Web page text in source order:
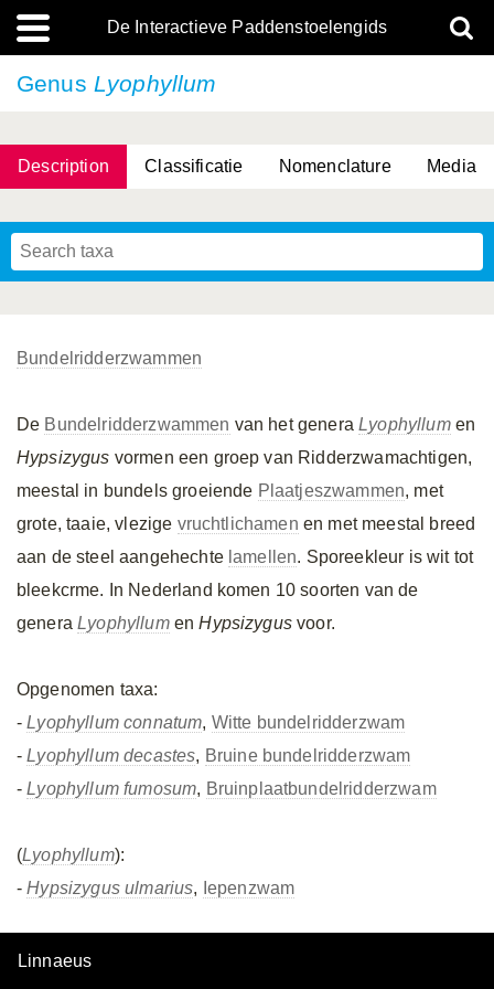
De Interactieve Paddenstoelengids
Genus Lyophyllum
Description Classificatie Nomenclature Media
Bundelridderzwammen
De Bundelridderzwammen van het generaLyophyllumen
Hypsizygus vormen een groep van Ridderzwamachtigen,
meestal in bundels groeiende Plaatjeszwammen, met
grote, taaie, vlezige vruchtlichamen en met meestal breed
aan de steel aangehechte lamellen. Sporeekleur is wit tot
bleekcrme. In Nederland komen 10 soorten van de
generaLyophyllumenHypsizygusvoor.
Opgenomen taxa:
-Lyophyllum connatum, Witte bundelridderzwam
-Lyophyllum decastes, Bruine bundelridderzwam
-Lyophyllum fumosum, Bruinplaatbundelridderzwam
(Lyophyllum):
-Hypsizygus ulmarius, Iepenzwam
Linnaeus